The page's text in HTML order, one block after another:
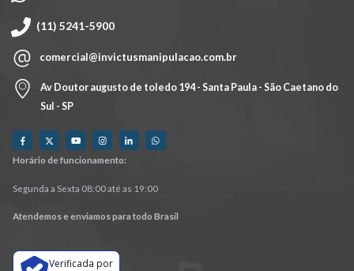
(11) 5241-5900
comercial@invictusmanipulacao.com.br
Av Doutor augusto de toledo 194 - Santa Paula - São Caetano do
Sul - SP
Horário de funcionamento:
Segunda a Sexta 08:00 até as 19:00
Atendemos e enviamos para todo Brasil
Verificada por